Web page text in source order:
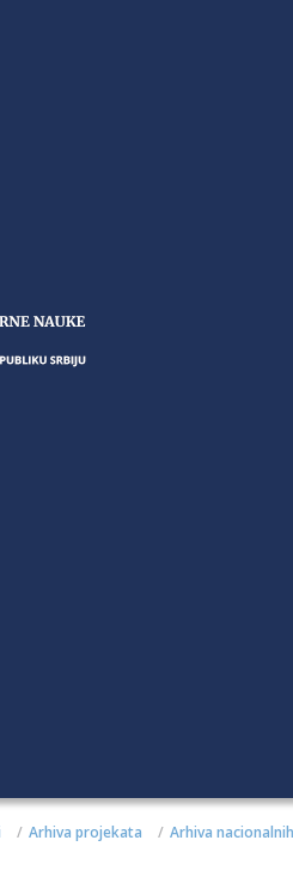
Arhiva projekata Arhiva